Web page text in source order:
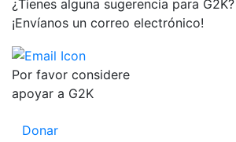
¿Tienes alguna sugerencia para G2K?
¡Envíanos un correo electrónico!
Por favor considere
apoyar a G2K
Donar